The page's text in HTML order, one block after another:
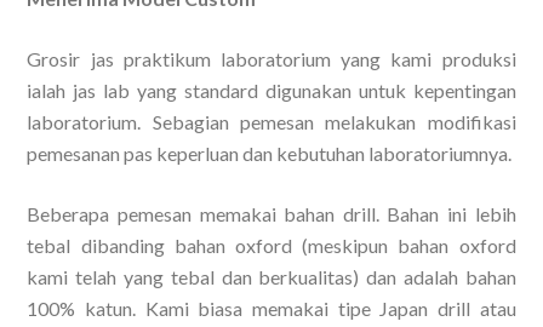
Grosir jas praktikum laboratorium yang kami produksi
ialah jas lab yang standard digunakan untuk kepentingan
laboratorium. Sebagian pemesan melakukan modifikasi
pemesanan pas keperluan dan kebutuhan laboratoriumnya.
Beberapa pemesan memakai bahan drill. Bahan ini lebih
tebal dibanding bahan oxford (meskipun bahan oxford
kami telah yang tebal dan berkualitas) dan adalah bahan
100% katun. Kami biasa memakai tipe Japan drill atau